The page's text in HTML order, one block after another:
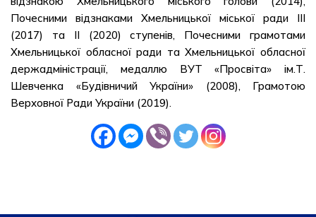
Почесними відзнаками Хмельницької міської ради ІІІ
(2017) та ІІ (2020) ступенів, Почесними грамотами
Хмельницької обласної ради та Хмельницької обласної
держадміністрації, медаллю ВУТ «Просвіта» ім.Т.
Шевченка «Будівничий України» (2008), Грамотою
Верховної Ради України (2019).